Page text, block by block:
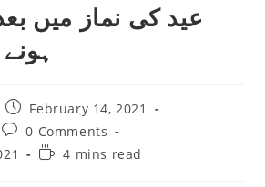
عید کی نماز میں
Post
published:
February 14, 2021
Post
comments:
0 Comments
Reading4 mins read